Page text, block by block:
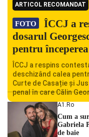
ARTICOL RECOMANDAT
FOTO
ÎCCJ a
dosarul
pentru
ÎCCJ a respins
deschizând calea
Curte de Casație și
penal în care Călin
persoane sunt
ordinii constituționale.
judecătorii de la
A1.ro
Cum a
Gabriela
de baie